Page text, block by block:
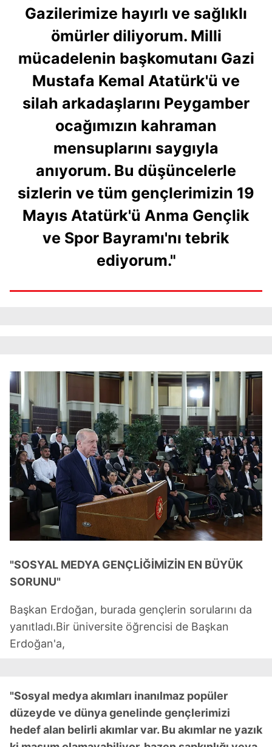
Gazilerimize hayırlı ve sağlıklı
ömürler diliyorum. Milli
mücadelenin başkomutanı Gazi
Mustafa Kemal Atatürk'ü ve
silah arkadaşlarını Peygamber
ocağımızın kahraman
mensuplarını saygıyla
anıyorum. Bu düşüncelerle
sizlerin ve tüm gençlerimizin 19
Mayıs Atatürk'ü Anma Gençlik
ve Spor Bayramı'nı tebrik
ediyorum."
"SOSYAL MEDYA GENÇLİĞİMİZİN EN BÜYÜK
SORUNU"
Başkan Erdoğan, burada gençlerin sorularını da
yanıtladı.Bir üniversite öğrencisi de Başkan
Erdoğan'a,
"Sosyal medya akımları inanılmaz popüler
düzeyde ve dünya genelinde gençlerimizi
hedef alan belirli akımlar var. Bu akımlar ne yazık